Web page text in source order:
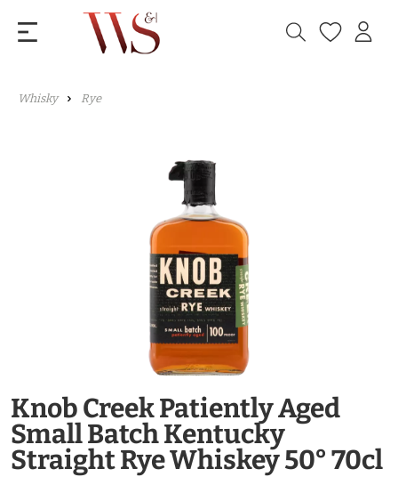
Whisky Rye
Knob Creek Patiently Aged
Small Batch Kentucky
Straight Rye Whiskey 50° 70cl